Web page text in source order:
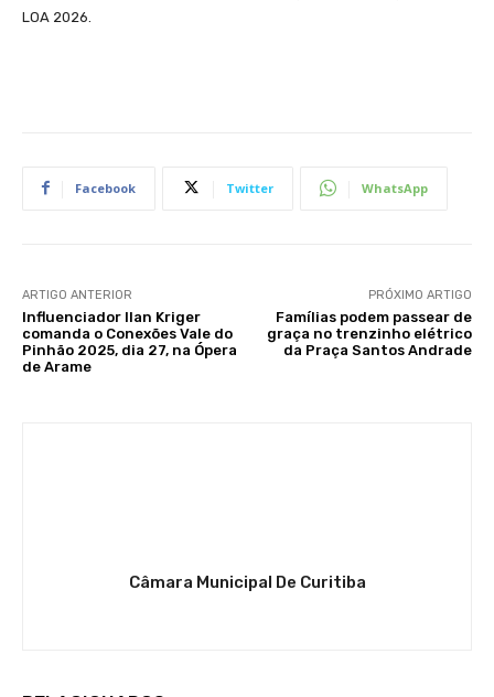
LOA 2026.
Facebook Twitter WhatsApp
ARTIGO ANTERIOR
Influenciador Ilan Kriger
comanda o Conexões Vale do
Pinhão 2025, dia 27, na Ópera
de Arame
PRÓXIMO ARTIGO
Famílias podem passear de
graça no trenzinho elétrico
da Praça Santos Andrade
Câmara Municipal De Curitiba